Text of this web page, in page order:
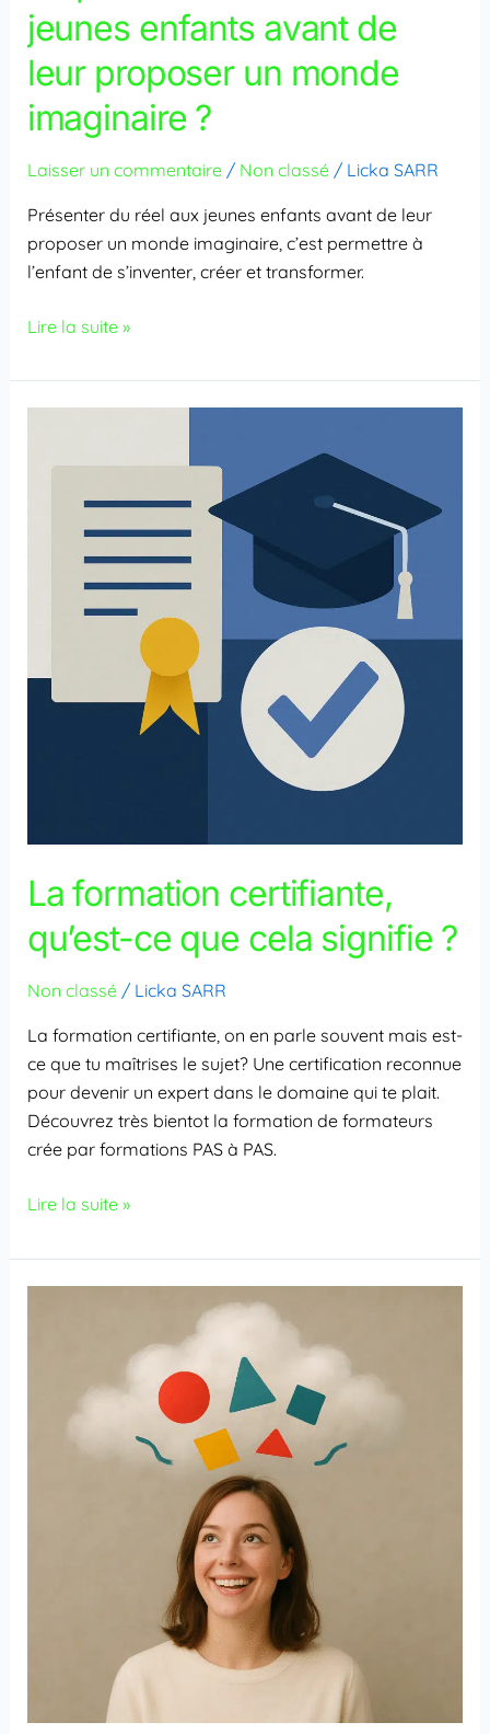
jeunes enfants avant de
leur proposer un monde
imaginaire ?
Laisser un commentaire / Non classé/ Licka SARR
Présenter du réel aux jeunes enfants avant de leur
proposer un monde imaginaire, c’est permettre à
l’enfant de s’inventer, créer et transformer.
Lire la suite »
La formation certifiante,
qu’est-ce que cela signifie ?
Non classé/ Licka SARR
La formation certifiante, on en parle souvent mais est-
ce que tu maîtrises le sujet? Une certification reconnue
pour devenir un expert dans le domaine qui te plait.
Découvrez très bientot la formation de formateurs
crée par formations PAS à PAS.
Lire la suite »
pratiques
professionnelles